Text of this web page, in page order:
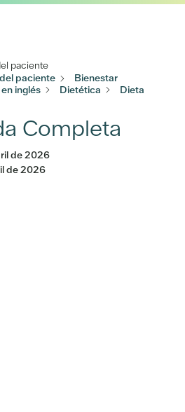
paciente
paciente
Bienestar
inglés Dietética
Dieta
Completa
de 2026
de 2026